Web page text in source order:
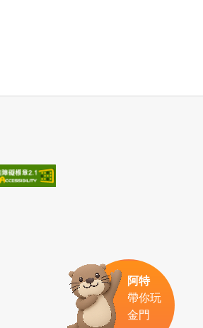
阿特
帶你玩
金門